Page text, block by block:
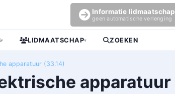
Informatie lidmaatschap
geen automatische verlenging
▾ LIDMAATSCHAP▾ ZOEKEN
apparatuur (33.14)
apparatuur